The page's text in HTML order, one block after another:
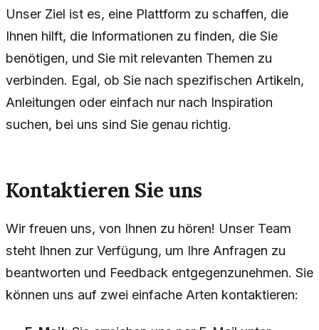
Unser Ziel ist es, eine Plattform zu schaffen, die
Ihnen hilft, die Informationen zu finden, die Sie
benötigen, und Sie mit relevanten Themen zu
verbinden. Egal, ob Sie nach spezifischen Artikeln,
Anleitungen oder einfach nur nach Inspiration
suchen, bei uns sind Sie genau richtig.
Kontaktieren Sie uns
Wir freuen uns, von Ihnen zu hören! Unser Team
steht Ihnen zur Verfügung, um Ihre Anfragen zu
beantworten und Feedback entgegenzunehmen. Sie
können uns auf zwei einfache Arten kontaktieren: